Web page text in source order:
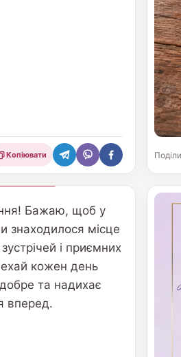
Копіювати
Бажаю, щоб у
знаходилося місце
і приємних
кожен день
та надихає
вперед.